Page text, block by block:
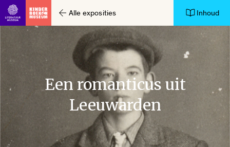
Ga direct naar inhoudAlle exposities Inhoud
Een romanticus uit
Leeuwarden